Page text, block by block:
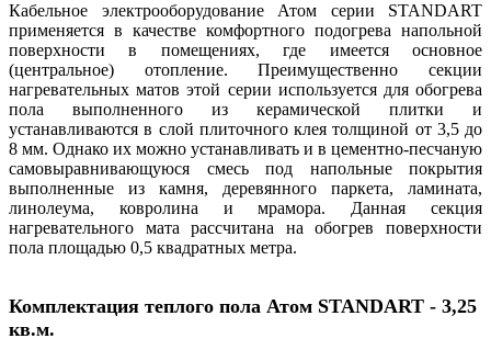
Кабельное электрооборудование Атом серии STANDART
применяется в качестве комфортного подогрева напольной
поверхности в помещениях, где имеется основное
(центральное) отопление. Преимущественно секции
нагревательных матов этой серии используется для обогрева
пола выполненного из керамической плитки и
устанавливаются в слой плиточного клея толщиной от 3,5 до
8 мм. Однако их можно устанавливать и в цементно-песчаную
самовыравнивающуюся смесь под напольные покрытия
выполненные из камня, деревянного паркета, ламината,
линолеума, ковролина и мрамора. Данная секция
нагревательного мата рассчитана на обогрев поверхности
пола площадью 0,5 квадратных метра.
Комплектация теплого пола Атом STANDART - 3,25
кв.м.